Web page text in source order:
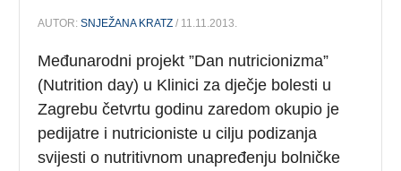
AUTOR:SNJEŽANA KRATZ / 11.11.2013.
Međunarodni projekt ”Dan nutricionizma”
(Nutrition day) u Klinici za dječje bolesti u
Zagrebu četvrtu godinu zaredom okupio je
pedijatre i nutricioniste u cilju podizanja
svijesti o nutritivnom unapređenju bolničke